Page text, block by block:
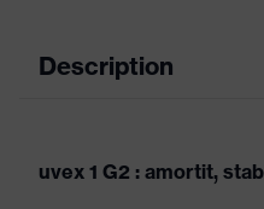
Description
uvex 1 G2 : amortit,